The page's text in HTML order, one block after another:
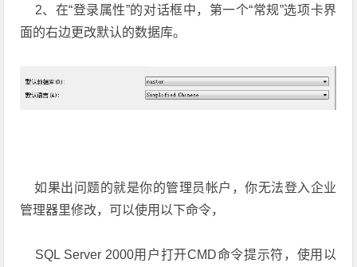
2、在“登录属性”的对话框中，第一个“常规”选项卡界
面的右边更改默认的数据库。
如果出问题的就是你的管理员帐户，你无法登入企业
管理器里修改，可以使用以下命令，
SQL Server 2000用户打开CMD命令提示符，使用以